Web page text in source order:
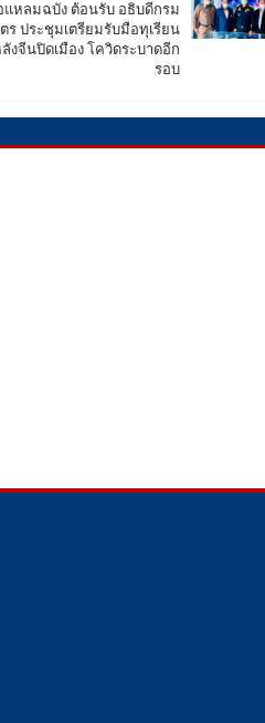
แหลมฉบัง ต้อนรับ อธิบดีกรม
ร ประชุมเตรียมรับมือทุเรียน
งจีนปิดเมือง โควิดระบาดอีก
รอบ